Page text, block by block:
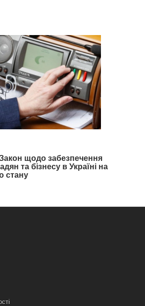
щодо забезпечення
та бізнесу в Україні на
стану